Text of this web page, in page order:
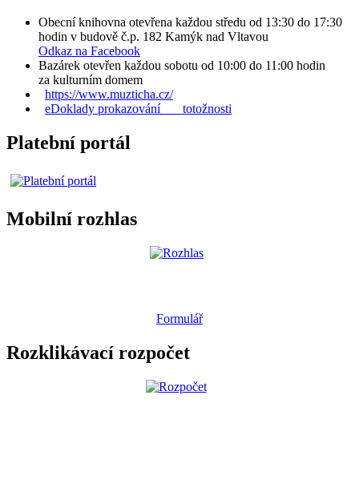
Obecní knihovna otevřena každou středu od 13:30 do 17:30
hodin v budově č.p. 182 Kamýk nad Vltavou
Odkaz na Facebook
Bazárek otevřen každou sobotu od 10:00 do 11:00 hodin
za kulturním domem
https://www.muzticha.cz/
eDoklady prokazování totožnosti
Platební portál
Mobilní rozhlas
Formulář
Rozklikávací rozpočet